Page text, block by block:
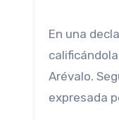
En una
Arévalo.
expresada